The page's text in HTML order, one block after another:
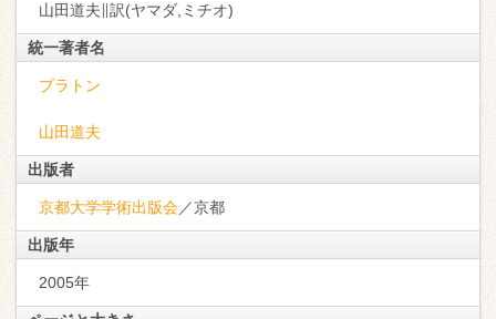
山田道夫∥訳(ヤマダ,ミチオ)
統一著者名
プラトン
山田道夫
出版者
京都大学学術出版会／京都
出版年
2005年